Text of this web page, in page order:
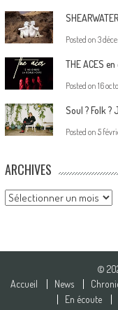
Posted on 3
THE ACES
Posted on 16
Soul ? Folk ?
Posted on 5
ARCHIVES
Archives
©
Accueil
News
En écoute